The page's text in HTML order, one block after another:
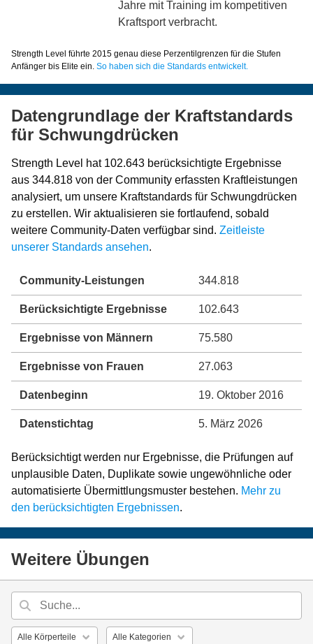
Jahre mit Training im kompetitiven
Kraftsport verbracht.
Strength Level führte 2015 genau diese Perzentilgrenzen für die Stufen
Anfänger bis Elite ein. So haben sich die Standards entwickelt.
Datengrundlage der Kraftstandards
für Schwungdrücken
Strength Level hat 102.643 berücksichtigte Ergebnisse
aus 344.818 von der Community erfassten Kraftleistungen
analysiert, um unsere Kraftstandards für Schwungdrücken
zu erstellen. Wir aktualisieren sie fortlaufend, sobald
weitere Community-Daten verfügbar sind. Zeitleiste
unserer Standards ansehen.
Community-Leistungen 344.818
Berücksichtigte Ergebnisse 102.643
Ergebnisse von Männern 75.580
Ergebnisse von Frauen 27.063
Datenbeginn 19. Oktober 2016
Datenstichtag 5. März 2026
Berücksichtigt werden nur Ergebnisse, die Prüfungen auf
unplausible Daten, Duplikate sowie ungewöhnliche oder
automatisierte Übermittlungsmuster bestehen. Mehr zu
den berücksichtigten Ergebnissen.
Weitere Übungen